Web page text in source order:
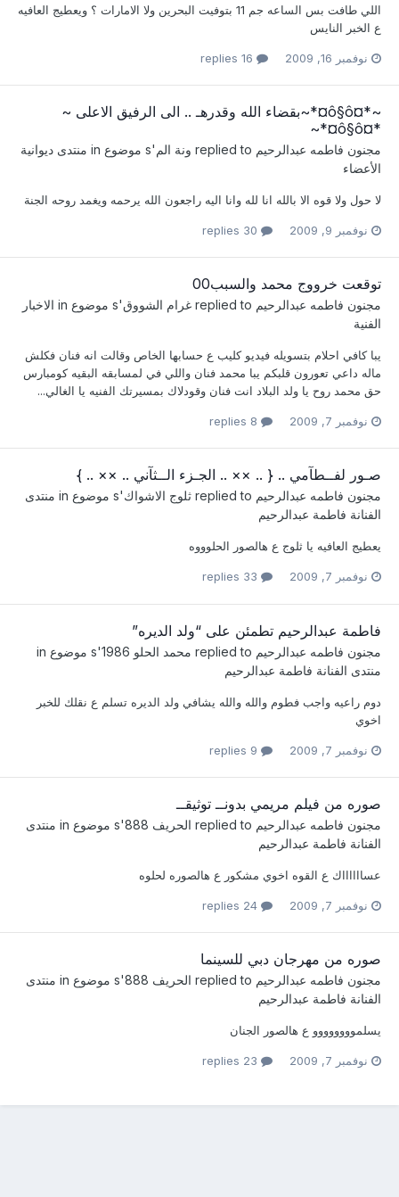
اللي طافت بس الساعه جم 11 بتوفيت البحرين ولا الامارات ؟ ويعطيج العافيه
ع الخبر النايس
نوفمبر 16, 2009
~*¤ô§ô¤*~بقضاء الله وقدرهـ .. الى الرفيق الاعلى ~
*¤ô§ô¤*~
مجنون فاطمه عبدالرحيم ونة الم 's موضوع in
منتدى ديوانية
الأعضاء
لا حول ولا قوه الا بالله انا لله وانا اليه راجعون الله يرحمه ويغمد روحه الجنة
نوفمبر 9, 2009
توقعت خرووج محمد والسبب00
مجنون فاطمه عبدالرحيم غرام الشووق's موضوع in
الاخبار
الفنية
يبا كافي احلام بتسويله فيديو كليب ع حسابها الخاص وقالت انه فنان فكلش
ماله داعي تعورون قلبكم يبا محمد فنان واللي في لمسابقه البقيه كومبارس
حق محمد روح يا ولد البلاد انت فنان وقودلاك بمسيرتك الفنيه يا الغالي...
نوفمبر 7, 2009
صـور لفــطآمي .. { .. ×× .. الجـزء الــثآني .. ×× .. }
مجنون فاطمه عبدالرحيم ثلوج الاشواك's موضوع in
منتدى
الفنانة فاطمة عبدالرحيم
يعطيج العافيه يا ثلوج ع هالصور الحلوووه
نوفمبر 7, 2009
فاطمة عبدالرحيم تطمئن على “ولد الديره”
مجنون فاطمه عبدالرحيم محمد الحلو 1986
's موضوع in
منتدى الفنانة فاطمة عبدالرحيم
دوم راعيه واجب فطوم والله والله يشافي ولد الديره تسلم ع نقلك للخبر
اخوي
نوفمبر 7, 2009
صوره من فيلم مريمي بدونــ توثيقــ
مجنون فاطمه عبدالرحيم الحريف 888 's موضوع in
منتدى
الفنانة فاطمة عبدالرحيم
عسااااااك ع القوه اخوي مشكور ع هالصوره لحلوه
نوفمبر 7, 2009
صوره من مهرجان دبي للسينما
مجنون فاطمه عبدالرحيم الحريف 888 's موضوع in
منتدى
الفنانة فاطمة عبدالرحيم
يسلموووووووو ع هالصور الجنان
نوفمبر 7, 2009